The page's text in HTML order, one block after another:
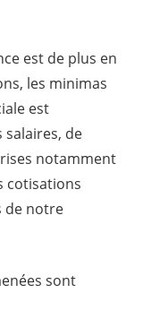
est de plus en
les minimas
est
de
notamment
cotisations
de notre
sont